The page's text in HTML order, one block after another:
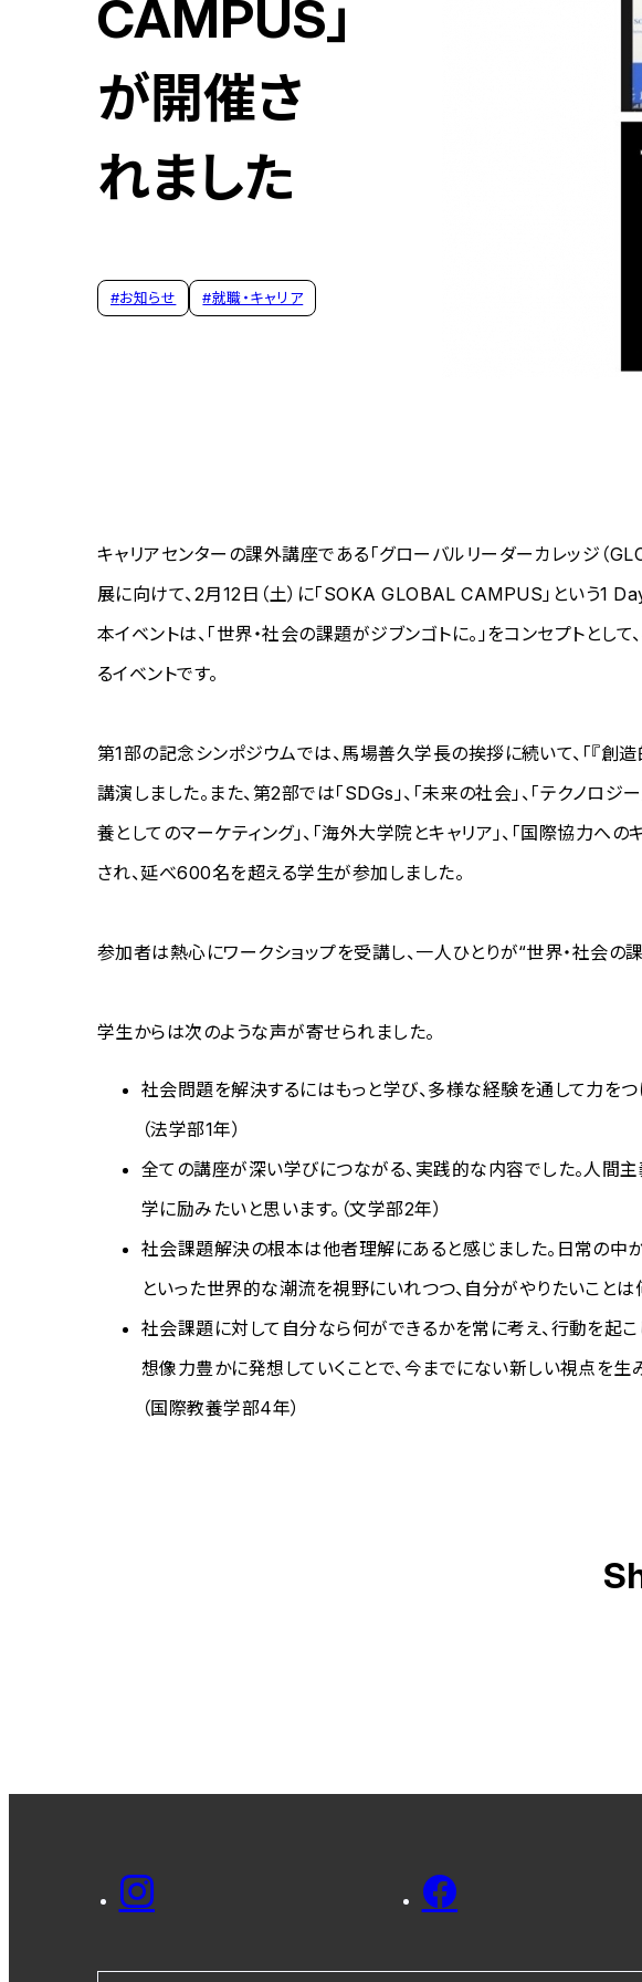
CAMPUS」
が開催さ
れました
#お知らせ #就職・キャリア
キャリアセンターの課外講座である「グローバルリーダーカレッジ（
展に向けて、2月12日（土）に「SOKA GLOBAL CAMPUS」という1
本イベントは、「世界・社会の課題がジブンゴトに。」をコンセプトと
るイベントです。
第1部の記念シンポジウムでは、馬場善久学長の挨拶に続いて、「『
講演しました。また、第2部では「SDGs」、「未来の社会」、「テクノロジー
養としてのマーケティング」、「海外大学院とキャリア」、「国際協力
され、延べ600名を超える学生が参加しました。
参加者は熱心にワークショップを受講し、一人ひとりが“世界・社会の
学生からは次のような声が寄せられました。
社会問題を解決するにはもっと学び、多様な経験を通して力をつ
（法学部1年）
全ての講座が深い学びにつながる、実践的な内容でした。人間
学に励みたいと思います。（文学部2年）
社会課題解決の根本は他者理解にあると感じました。日常の中
といった世界的な潮流を視野にいれつつ、自分がやりたいことは
社会課題に対して自分なら何ができるかを常に考え、行動を起
想像力豊かに発想していくことで、今までにない新しい視点を生
（国際教養学部4年）